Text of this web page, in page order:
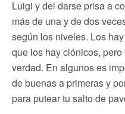
Luigi y del darse prisa a
más de una y de dos
según los niveles. Los
que los hay clónicos,
verdad. En algunos es
de buenas a primeras y
para putear tu salto de